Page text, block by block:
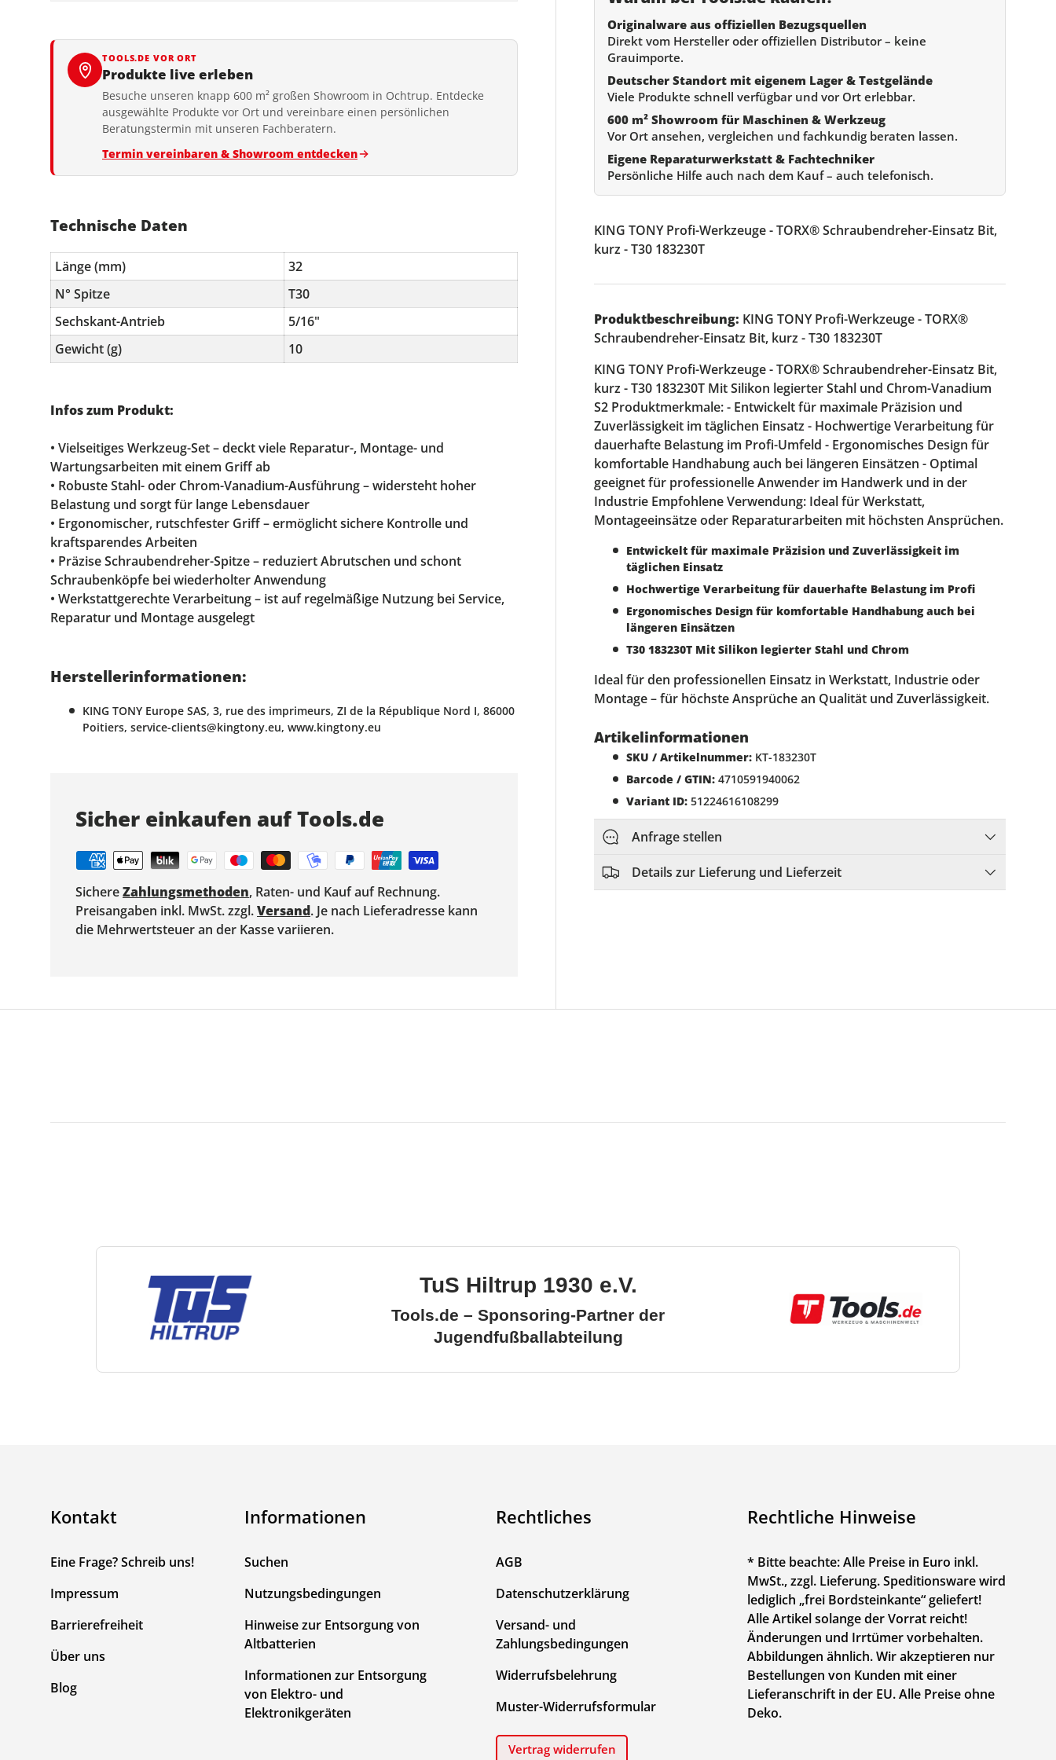
Originalware aus offiziellen Bezugsquellen
Direkt vom Hersteller oder offiziellen Distributor – keine
Grauimporte.
Deutscher Standort mit eigenem Lager & Testgelände
Viele Produkte schnell verfügbar und vor Ort erlebbar.
600 m² Showroom für Maschinen & Werkzeug
Vor Ort ansehen, vergleichen und fachkundig beraten lassen.
Eigene Reparaturwerkstatt & Fachtechniker
Persönliche Hilfe auch nach dem Kauf – auch telefonisch.
KING TONY Profi-Werkzeuge - TORX® Schraubendreher-Einsatz Bit,
kurz - T30 183230T
Produktbeschreibung: KING TONY Profi-Werkzeuge - TORX®
Schraubendreher-Einsatz Bit, kurz - T30 183230T
KING TONY Profi-Werkzeuge - TORX® Schraubendreher-Einsatz Bit,
kurz - T30 183230T Mit Silikon legierter Stahl und Chrom-Vanadium
S2 Produktmerkmale: - Entwickelt für maximale Präzision und
Zuverlässigkeit im täglichen Einsatz - Hochwertige Verarbeitung für
dauerhafte Belastung im Profi-Umfeld - Ergonomisches Design für
komfortable Handhabung auch bei längeren Einsätzen - Optimal
geeignet für professionelle Anwender im Handwerk und in der
Industrie Empfohlene Verwendung: Ideal für Werkstatt,
Montageeinsätze oder Reparaturarbeiten mit höchsten Ansprüchen.
Entwickelt für maximale Präzision und Zuverlässigkeit im
täglichen Einsatz
Hochwertige Verarbeitung für dauerhafte Belastung im Profi
Ergonomisches Design für komfortable Handhabung auch bei
längeren Einsätzen
T30 183230T Mit Silikon legierter Stahl und Chrom
Ideal für den professionellen Einsatz in Werkstatt, Industrie oder
Montage – für höchste Ansprüche an Qualität und Zuverlässigkeit.
Artikelinformationen
SKU / Artikelnummer: KT-183230T
Barcode / GTIN: 4710591940062
Variant ID: 51224616108299
Anfrage stellen
Details zur Lieferung und Lieferzeit
TOOLS.DE VOR ORT
Produkte live erleben
Besuche unseren knapp 600 m² großen Showroom in Ochtrup. Entdecke
ausgewählte Produkte vor Ort und vereinbare einen persönlichen
Beratungstermin mit unseren Fachberatern.
Termin vereinbaren & Showroom entdecken
Technische Daten
Länge (mm)
32
N° Spitze
T30
Sechskant-Antrieb
5/16"
Gewicht (g)
10
Infos zum Produkt:
• Vielseitiges Werkzeug-Set – deckt viele Reparatur-, Montage- und
Wartungsarbeiten mit einem Griff ab
• Robuste Stahl- oder Chrom-Vanadium-Ausführung – widersteht hoher
Belastung und sorgt für lange Lebensdauer
• Ergonomischer, rutschfester Griff – ermöglicht sichere Kontrolle und
kraftsparendes Arbeiten
• Präzise Schraubendreher-Spitze – reduziert Abrutschen und schont
Schraubenköpfe bei wiederholter Anwendung
• Werkstattgerechte Verarbeitung – ist auf regelmäßige Nutzung bei Service,
Reparatur und Montage ausgelegt
Herstellerinformationen:
KING TONY Europe SAS, 3, rue des imprimeurs, ZI de la République Nord I, 86000
Poitiers, service-clients@kingtony.eu, www.kingtony.eu
Sicher einkaufen auf Tools.de
SichereZahlungsmethoden, Raten- und Kauf auf Rechnung.
Preisangaben inkl. MwSt. zzgl.Versand. Je nach Lieferadresse kann
die Mehrwertsteuer an der Kasse variieren.
TuS Hiltrup 1930 e.V.
Tools.de – Sponsoring-Partner der
Jugendfußballabteilung
Kontakt
Eine Frage? Schreib uns!
Impressum
Barrierefreiheit
Über uns
Blog
Informationen
Suchen
Nutzungsbedingungen
Hinweise zur Entsorgung von
Altbatterien
Informationen zur Entsorgung
von Elektro- und
Elektronikgeräten
Rechtliches
AGB
Datenschutzerklärung
Versand- und
Zahlungsbedingungen
Widerrufsbelehrung
Muster-Widerrufsformular
Vertrag widerrufen
Rechtliche Hinweise
* Bitte beachte: Alle Preise in Euro inkl.
MwSt., zzgl. Lieferung. Speditionsware wird
lediglich „frei Bordsteinkante“ geliefert!
Alle Artikel solange der Vorrat reicht!
Änderungen und Irrtümer vorbehalten.
Abbildungen ähnlich. Wir akzeptieren nur
Bestellungen von Kunden mit einer
Lieferanschrift in der EU. Alle Preise ohne
Deko.